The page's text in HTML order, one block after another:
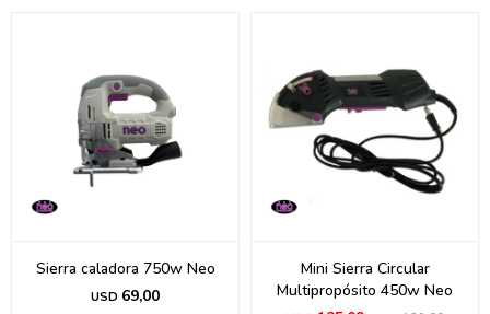
Sierra caladora 750w Neo
USD 69,00
Mini Sierra Circular
Multipropósito 450w Neo